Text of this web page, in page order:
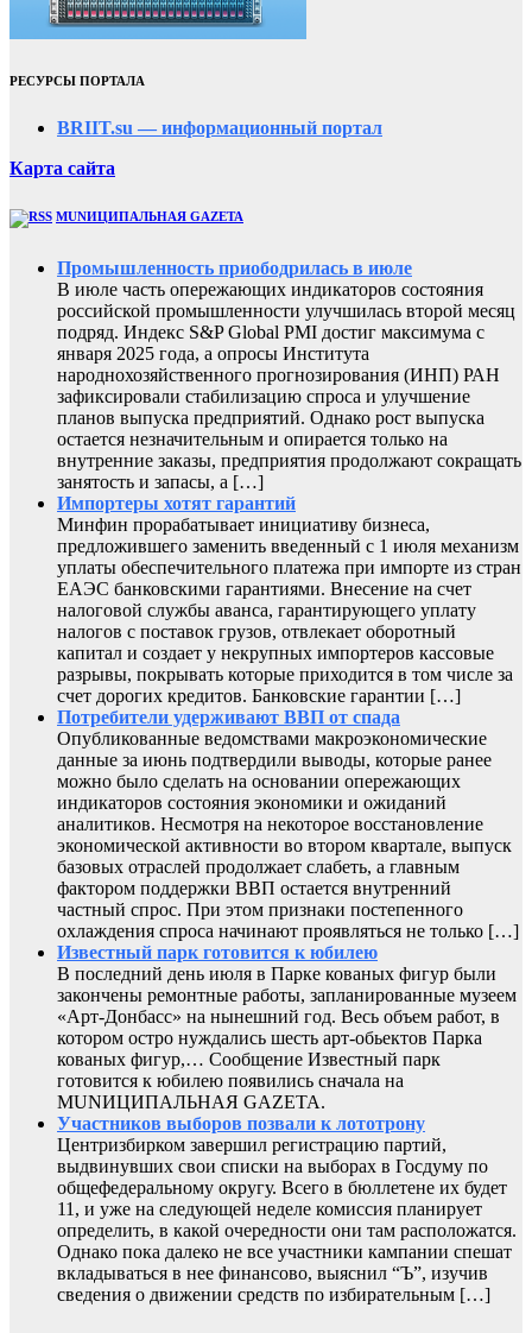
РЕСУРСЫ ПОРТАЛА
BRIIT.su — информационный портал
Карта сайта
MUNИЦИПАЛЬНАЯ GAZЕТА
Промышленность приободрилась в июле
В июле часть опережающих индикаторов состояния
российской промышленности улучшилась второй месяц
подряд. Индекс S&P Global PMI достиг максимума с
января 2025 года, а опросы Института
народнохозяйственного прогнозирования (ИНП) РАН
зафиксировали стабилизацию спроса и улучшение
планов выпуска предприятий. Однако рост выпуска
остается незначительным и опирается только на
внутренние заказы, предприятия продолжают сокращать
занятость и запасы, а […]
Импортеры хотят гарантий
Минфин прорабатывает инициативу бизнеса,
предложившего заменить введенный с 1 июля механизм
уплаты обеспечительного платежа при импорте из стран
ЕАЭС банковскими гарантиями. Внесение на счет
налоговой службы аванса, гарантирующего уплату
налогов с поставок грузов, отвлекает оборотный
капитал и создает у некрупных импортеров кассовые
разрывы, покрывать которые приходится в том числе за
счет дорогих кредитов. Банковские гарантии […]
Потребители удерживают ВВП от спада
Опубликованные ведомствами макроэкономические
данные за июнь подтвердили выводы, которые ранее
можно было сделать на основании опережающих
индикаторов состояния экономики и ожиданий
аналитиков. Несмотря на некоторое восстановление
экономической активности во втором квартале, выпуск
базовых отраслей продолжает слабеть, а главным
фактором поддержки ВВП остается внутренний
частный спрос. При этом признаки постепенного
охлаждения спроса начинают проявляться не только […]
Известный парк готовится к юбилею
В последний день июля в Парке кованых фигур были
закончены ремонтные работы, запланированные музеем
«Арт-Донбасс» на нынешний год. Весь объем работ, в
котором остро нуждались шесть арт-обьектов Парка
кованых фигур,… Сообщение Известный парк
готовится к юбилею появились сначала на
MUNИЦИПАЛЬНАЯ GAZЕТА.
Участников выборов позвали к лототрону
Центризбирком завершил регистрацию партий,
выдвинувших свои списки на выборах в Госдуму по
общефедеральному округу. Всего в бюллетене их будет
11, и уже на следующей неделе комиссия планирует
определить, в какой очередности они там расположатся.
Однако пока далеко не все участники кампании спешат
вкладываться в нее финансово, выяснил “Ъ”, изучив
сведения о движении средств по избирательным […]